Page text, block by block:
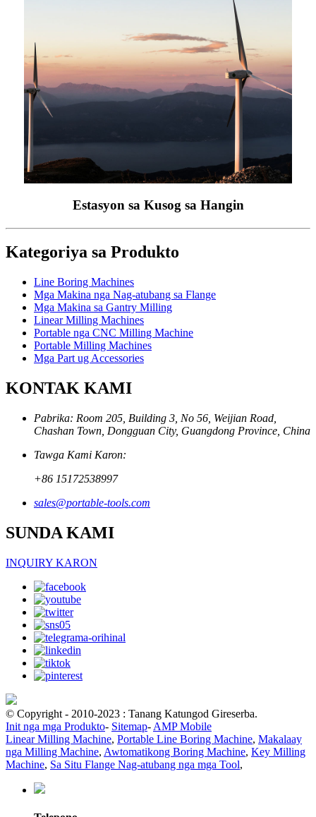
Estasyon sa Kusog sa Hangin
Kategoriya sa Produkto
Line Boring Machines
Mga Makina nga Nag-atubang sa Flange
Mga Makina sa Gantry Milling
Linear Milling Machines
Portable nga CNC Milling Machine
Portable Milling Machines
Mga Part ug Accessories
KONTAK KAMI
Pabrika: Room 205, Building 3, No 56, Weijian Road,
Chashan Town, Dongguan City, Guangdong Province, China
Tawga Kami Karon:
+86 15172538997
sales@portable-tools.com
SUNDA KAMI
INQUIRY KARON
© Copyright - 2010-2023 : Tanang Katungod Gireserba.
Init nga mga Produkto- Sitemap- AMP Mobile
Linear Milling Machine, Portable Line Boring Machine, Makalaay
nga Milling Machine, Awtomatikong Boring Machine, Key Milling
Machine, Sa Situ Flange Nag-atubang nga mga Tool,